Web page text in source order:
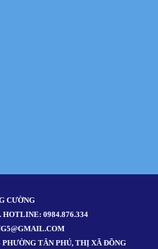
CƯỜNG
0984.876.334
TÂN PHÚ, THỊ XÃ ĐỒNG